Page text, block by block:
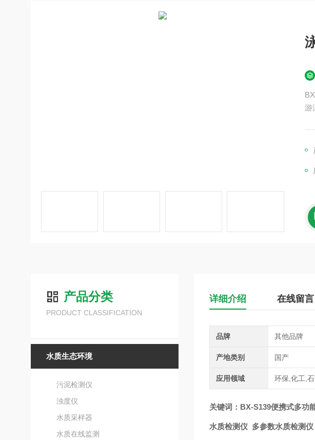
游
产品分类
PRODUCT CLASSIFICATION
水质生态环境
污泥检测仪
浊度仪
水质采样器
水质在线监测
详细介绍 在线留言
品牌 其他品牌
产地类别 国产
应用领域 环保,化工,
关键词：BX-S139便携式多功
水质检测仪 多参数水质检测仪